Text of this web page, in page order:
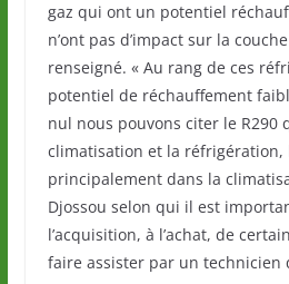
gaz qui ont un potentiel
n’ont pas d’impact sur la
renseigné. « Au rang de ces
potentiel de réchauffement
nul nous pouvons citer le R290
climatisation et la réfrigération,
principalement dans la
Djossou selon qui il est
l’acquisition, à l’achat, de
faire assister par un technicien